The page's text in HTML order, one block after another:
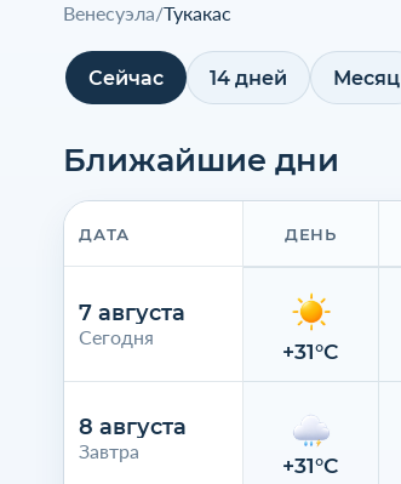
Венесуэла/Тукакас
Сейчас 14 дней Месяц
Ближайшие дни
ДАТА
7 августа
Сегодня
8 августа
Завтра
ДЕНЬ
+31°C
+31°C